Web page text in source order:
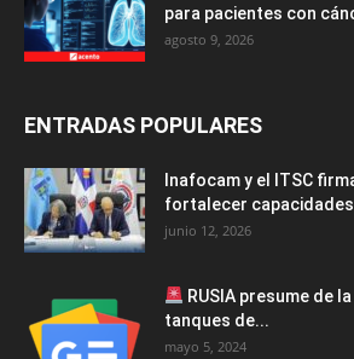
para pacientes con
agosto 9, 2026
ENTRADAS POPULARES
Inafocam y el ITSC
fortalecer
junio 12, 2026
RUSIA presume de
tanques de...
mayo 5, 2024